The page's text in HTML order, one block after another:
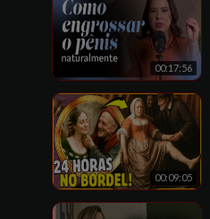
00:17:56
00:09:05